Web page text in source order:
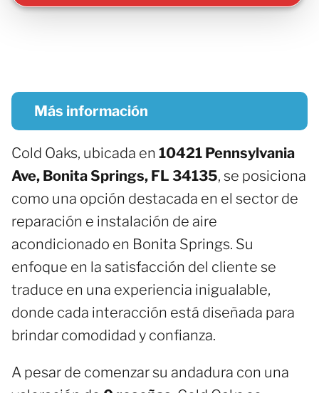
Más información
Cold Oaks, ubicada en 10421 Pennsylvania
Ave, Bonita Springs, FL 34135, se posiciona
como una opción destacada en el sector de
reparación e instalación de aire
acondicionado en Bonita Springs. Su
enfoque en la satisfacción del cliente se
traduce en una experiencia inigualable,
donde cada interacción está diseñada para
brindar comodidad y confianza.
A pesar de comenzar su andadura con una